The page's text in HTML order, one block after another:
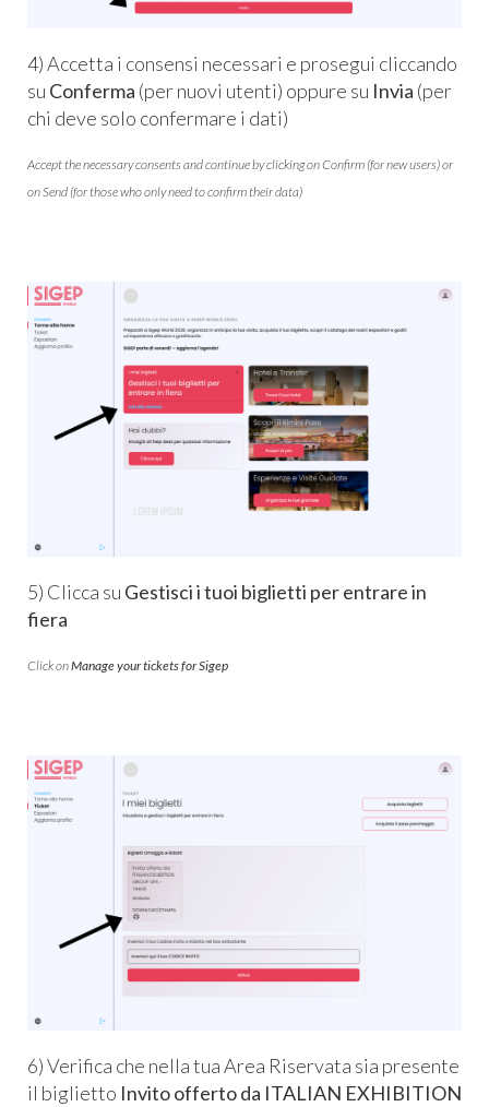
4) Accetta i consensi necessari e prosegui cliccando
su Conferma (per nuovi utenti) oppure su Invia (per
chi deve solo confermare i dati)
Accept the necessary consents and continue by clicking on Confirm (for new users) or
on Send (for those who only need to confirm their data)
5) Clicca su Gestisci i tuoi biglietti per entrare in
fiera
Click onManage your tickets for Sigep
6) Verifica che nella tua Area Riservata sia presente
il biglietto Invito offerto da ITALIAN EXHIBITION